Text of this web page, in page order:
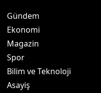
Gündem
Ekonomi
Magazin
Spor
Bilim ve Teknoloji
Asayiş